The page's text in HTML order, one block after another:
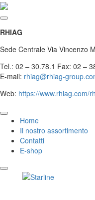
RHIAG
Sede Centrale Via Vincenzo
Tel.: 02 – 30.78.1 Fax: 02 –
E-mail: rhiag@rhiag-
Web: https://www.rhiag.com/
Home
Il nostro assortimento
Contatti
E-shop